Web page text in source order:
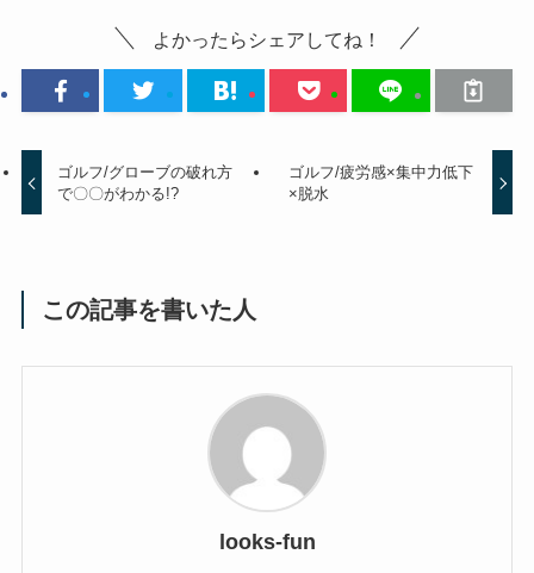
よかったらシェアしてね！
ゴルフ/グローブの破れ方
で〇〇がわかる!?
ゴルフ/疲労感×集中力低下
×脱水
この記事を書いた人
looks-fun